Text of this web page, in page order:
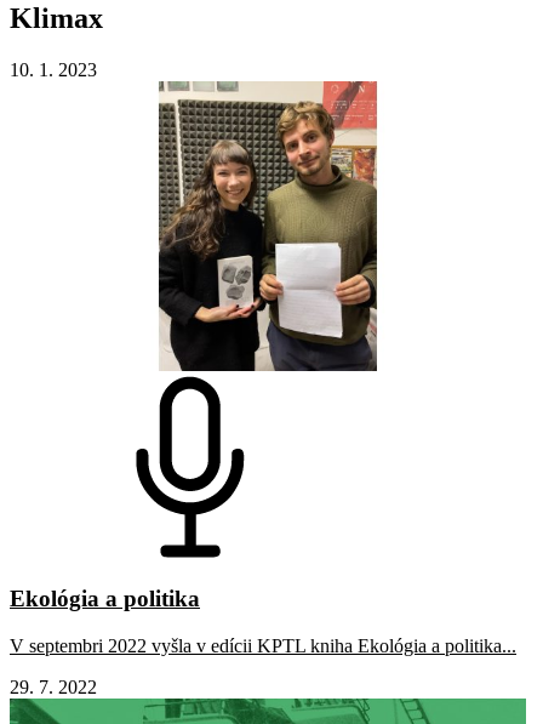
Klimax
10. 1. 2023
Ekológia a politika
V septembri 2022 vyšla v edícii KPTL kniha Ekológia a politika...
29. 7. 2022